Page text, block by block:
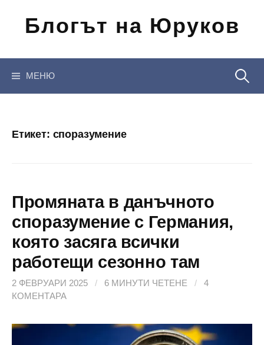
съдържанието
Блогът на Юруков
МЕНЮ
Етикет: споразумение
Промяната в данъчното
споразумение с Германия,
която засяга всички
работещи сезонно там
2 ФЕВРУАРИ 2025 / 6 МИНУТИ ЧЕТЕНЕ /
4
КОМЕНТАРА